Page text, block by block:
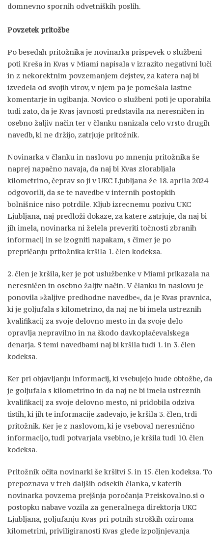
domnevno spornih odvetniških poslih.
Povzetek pritožbe
Po besedah pritožnika je novinarka prispevek o službeni
poti Kreša in Kvas v Miami napisala v izrazito negativni luči
in z nekorektnim povzemanjem dejstev, za katera naj bi
izvedela od svojih virov, v njem pa je pomešala lastne
komentarje in ugibanja. Novico o službeni poti je uporabila
tudi zato, da je Kvas javnosti predstavila na neresničen in
osebno žaljiv način ter v članku nanizala celo vrsto drugih
navedb, ki ne držijo, zatrjuje pritožnik.
Novinarka v članku in naslovu po mnenju pritožnika še
naprej napačno navaja, da naj bi Kvas zlorabljala
kilometrino, čeprav so ji v UKC Ljubljana že 18. aprila 2024
odgovorili, da se te navedbe v internih postopkih
bolnišnice niso potrdile. Kljub izrecnemu pozivu UKC
Ljubljana, naj predloži dokaze, za katere zatrjuje, da naj bi
jih imela, novinarka ni želela preveriti točnosti zbranih
informacij in se izogniti napakam, s čimer je po
prepričanju pritožnika kršila 1. člen kodeksa.
2. člen je kršila, ker je pot uslužbenke v Miami prikazala na
neresničen in osebno žaljiv način. V članku in naslovu je
ponovila »žaljive predhodne navedbe«, da je Kvas pravnica,
ki je goljufala s kilometrino, da naj ne bi imela ustreznih
kvalifikacij za svoje delovno mesto in da svoje delo
opravlja nepravilno in na škodo davkoplačevalskega
denarja. S temi navedbami naj bi kršila tudi 1. in 3. člen
kodeksa.
Ker pri objavljanju informacij, ki vsebujejo hude obtožbe, da
je goljufala s kilometrino in da naj ne bi imela ustreznih
kvalifikacij za svoje delovno mesto, ni pridobila odziva
tistih, ki jih te informacije zadevajo, je kršila 3. člen, trdi
pritožnik. Ker je z naslovom, ki je vseboval neresnično
informacijo, tudi potvarjala vsebino, je kršila tudi 10. člen
kodeksa.
Pritožnik očita novinarki še kršitvi 5. in 15. člen kodeksa. To
prepoznava v treh daljših odsekih članka, v katerih
novinarka povzema prejšnja poročanja Preiskovalno.si o
postopku nabave vozila za generalnega direktorja UKC
Ljubljana, goljufanju Kvas pri potnih stroških oziroma
kilometrini, priviligiranosti Kvas glede izpoljnjevanja